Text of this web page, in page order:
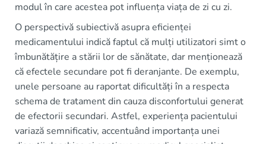
modul în care acestea pot influența viața de zi cu zi.
O perspectivă subiectivă asupra eficienței
medicamentului indică faptul că mulți utilizatori simt o
îmbunătățire a stării lor de sănătate, dar menționează
că efectele secundare pot fi deranjante. De exemplu,
unele persoane au raportat dificultăți în a respecta
schema de tratament din cauza disconfortului generat
de efectorii secundari. Astfel, experiența pacientului
variază semnificativ, accentuând importanța unei